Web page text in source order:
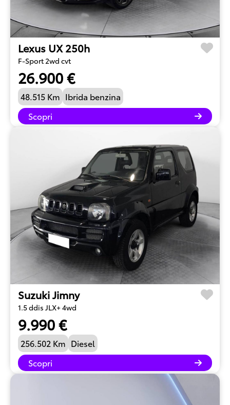
Lexus UX 250h
F-Sport 2wd cvt
26.900 €
48.515 Km Ibrida benzina
Scopri
Suzuki Jimny
1.5 ddis JLX+ 4wd
9.990 €
256.502 Km Diesel
Scopri